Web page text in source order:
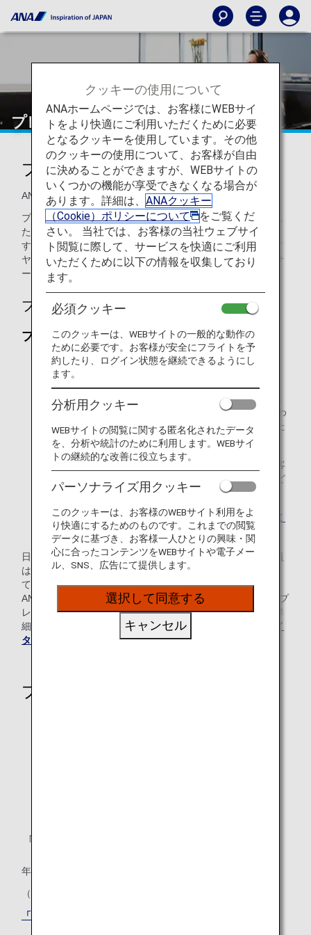
プレミアムメンバーサービス
プレミアムメンバーサービス
ANAをご利用いただくほど、特典がより豪華に！
プレミアムメンバーのお客様には、ご旅行をより一層充実し
たものとするために、さまざまな特典をご用意しておりま
す。メンバーシップステイタス（ブロンズ・プラチナ・ダイ
ヤモンド）をランクアップさせて、より多くの特典や限定サ
ービスでお楽しみください。
プレミアムメンバーシップについて
プレミアムポイント
1年間で獲得したプレミアムポイントに応じて、翌年度
のプレミアムステイタスを決定いたします。
毎年1月から12月に獲得したプレミアムポイントの数に
応じて翌年度のステイタスが決定し、4月から1年間にわ
たって「プレミアムメンバーサービス」をお楽しみいた
だけます。
プレミアムポイントは、マイルとは別に積算され、お客
様のご搭乗時のマイル数、ご予約クラス、運賃種別など
に応じて、計算されます。
プレミアムポイントについて、詳しくはこちらをご覧く
ださい。
日本発行のANAカードをお持ちのANAマイレージクラブ会員
は、飛行機のご利用による獲得プレミアムポイントに加え
て、ライフソリューションサービスの利用数とANAカード・
ANA Pay決済額を合わせた3つの条件を全て達成することでプ
レミアムメンバーステイタスを獲得することもできます。詳
細は
「ライフソリューションサービス利用が多い方のステイ
タス獲得条件」
をご覧ください。
プレミアムメンバーステイタス
「ブロンズサービス」メンバー
年間プレミアムポイント: 30,000
（うちANAグループ運航便ご利用分 15,000）
「ブロンズサービス」メンバー特典はこちら
クッキーの使用について
ANAホームページでは、お客様にWEBサイ
トをより快適にご利用いただくために必要
となるクッキーを使用しています。その他
のクッキーの使用について、お客様が自由
に決めることができますが、WEBサイトの
いくつかの機能が享受できなくなる場合が
あります。詳細は、 ANAクッキー
（Cookie）ポリシーについて
をご覧くだ
さい。 当社では、お客様の当社ウェブサイ
ト閲覧に際して、サービスを快適にご利用
いただくために以下の情報を収集しており
ます。
必須クッキー
このクッキーは、WEBサイトの一般的な動作の
ために必要です。お客様が安全にフライトを予
約したり、ログイン状態を継続できるようにし
ます。
分析用クッキー
WEBサイトの閲覧に関する匿名化されたデータ
を、分析や統計のために利用します。WEBサイ
トの継続的な改善に役立ちます。
パーソナライズ用クッキー
このクッキーは、お客様のWEBサイト利用をよ
り快適にするためのものです。これまでの閲覧
データに基づき、お客様一人ひとりの興味・関
心に合ったコンテンツをWEBサイトや電子メー
ル、SNS、広告にて提供します。
選択して同意する
キャンセル